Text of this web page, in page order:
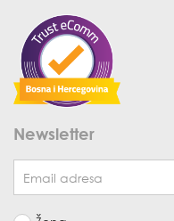
Newsletter